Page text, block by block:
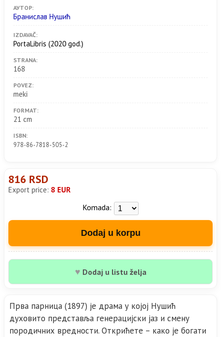
АУТОР:
Бранислав Нушић
IZDAVAČ:
PortaLibris (2020 god.)
STRANA:
168
POVEZ:
meki
FORMAT:
21 cm
ISBN:
978-86-7818-505-2
816 RSD
Export price: 8 EUR
Komada:
Dodaj u korpu
♥ Dodaj u listu želja
Прва парница (1897) је драма у којој Нушић
духовито представља генерацијски јаз и смену
породичних вредности. Открићете – како је богати